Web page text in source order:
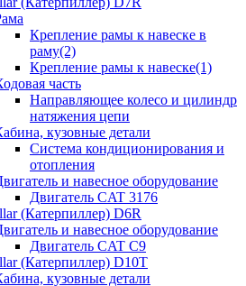
Крепление рамы к навеске в
раму(2)
Крепление рамы к навеске(1)
часть
Направляющее колесо и цилиндр
натяжения цепи
кузовные детали
Система кондиционирования и
отопления
и навесное оборудование
Двигатель CAT 3176
(Катерпиллер) D6R
и навесное оборудование
Двигатель CAT C9
(Катерпиллер) D10T
кузовные детали